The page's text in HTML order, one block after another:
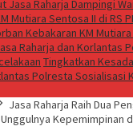
Jasa Raharja Dampingi
Mutiara Sentosa II di RS
Kebakaran KM
Raharja dan Korlantas
Tingkatkan
Polresta Sosialisasi
Jasa Raharja Raih Dua
Kepemimpinan